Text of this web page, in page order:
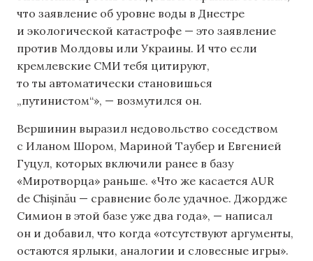
что заявление об уровне воды в Днестре
и экологической катастрофе — это заявление
против Молдовы или Украины. И что если
кремлевские СМИ тебя цитируют,
то ты автоматически становишься
„путинистом“», — возмутился он.
Вершинин выразил недовольство соседством
с Иланом Шором, Мариной Таубер и Евгенией
Гуцул, которых включили ранее в базу
«Миротворца» раньше. «Что же касается AUR
de Chișinău — сравнение боле удачное. Джордже
Симион в этой базе уже два года», — написал
он и добавил, что когда «отсутствуют аргументы,
остаются ярлыки, аналогии и словесные игры».